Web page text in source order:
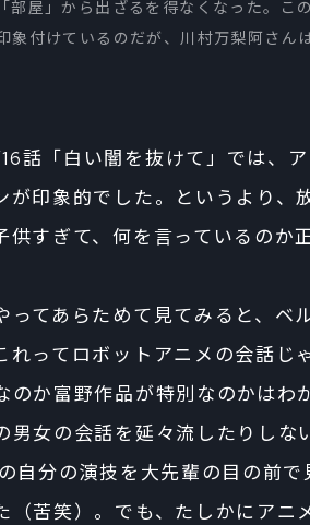
部屋」から出ざるを得なくなった。こ
象付けているのだが、川村万梨阿さん
16話「白い闇を抜けて」では、
が印象的でした。というより、
供すぎて、何を言っているのか
てあらためて見てみると、ベ
れってロボットアニメの会話じ
のか富野作品が特別なのかはわ
男女の会話を延々流したりしな
自分の演技を大先輩の目の前で
（苦笑）。でも、たしかにアニ